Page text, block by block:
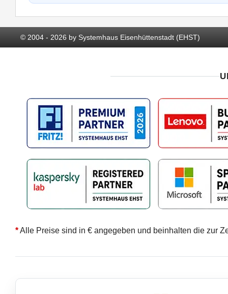
© 2004 - 2026 by Systemhaus Eisenhüttenstadt (EHST)
*Alle Preise sind in € angegeben und beinhalten die zur